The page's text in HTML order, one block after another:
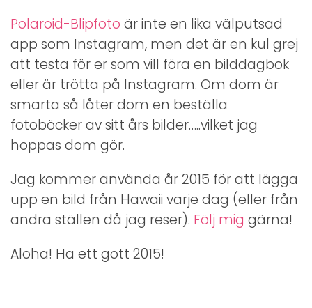
Polaroid-Blipfoto är inte en lika välputsad
app som Instagram, men det är en kul grej
att testa för er som vill föra en bilddagbok
eller är trötta på Instagram. Om dom är
smarta så låter dom en beställa
fotoböcker av sitt års bilder…..vilket jag
hoppas dom gör.
Jag kommer använda år 2015 för att lägga
upp en bild från Hawaii varje dag (eller från
andra ställen då jag reser). Följ mig gärna!
Aloha! Ha ett gott 2015!